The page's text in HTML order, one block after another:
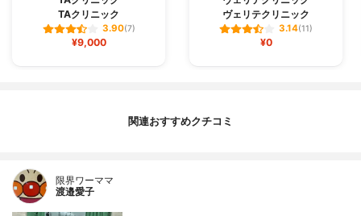
TAクリニック
3.90(7)
¥9,000
ヴェリテクリニック
3.14(11)
¥0
関連おすすめクチコミ
限界ワーママ
渡邉愛子